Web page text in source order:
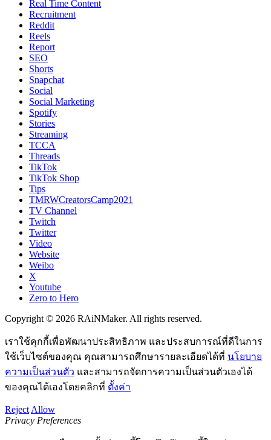
Real Time Content
Recruitment
Reddit
Reels
Report
SEO
Shorts
Snapchat
Social
Social Marketing
Spotify
Stories
Streaming
TCCA
Threads
TikTok
TikTok Shop
Tips
TMRWCreatorsCamp2021
TV Channel
Twitch
Twitter
Video
Website
Weibo
X
Youtube
Zero to Hero
Copyright © 2026 RAiNMaker. All rights reserved.
เราใช้คุกกี้เพื่อพัฒนาประสิทธิภาพ และประสบการณ์ที่ดีในการ
ใช้เว็บไซต์ของคุณ คุณสามารถศึกษารายละเอียดได้ที่ นโยบาย
ความเป็นส่วนตัว และสามารถจัดการความเป็นส่วนตัวเองได้
ของคุณได้เองโดยคลิกที่ ตั้งค่า
Reject Allow
Privacy Preferences